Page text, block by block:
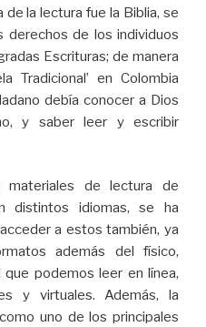
de la lectura fue la Biblia, se
derechos de los individuos
Escrituras; de manera
Tradicional’ en Colombia
debía conocer a Dios
y saber leer y escribir
de lectura de
distintos idiomas, se ha
a estos también, ya
además del físico,
podemos leer en línea,
y virtuales. Además, la
uno de los principales